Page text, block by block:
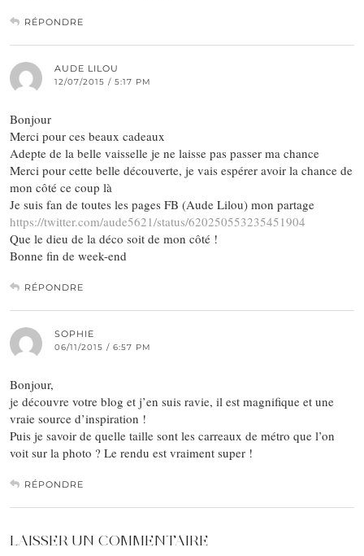
RÉPONDRE
AUDE LILOU
12/07/2015 / 5:17 PM
Bonjour
Merci pour ces beaux cadeaux
Adepte de la belle vaisselle je ne laisse pas passer ma chance
Merci pour cette belle découverte, je vais espérer avoir la chance de
mon côté ce coup là
Je suis fan de toutes les pages FB (Aude Lilou) mon partage
https://twitter.com/aude5621/status/620250553235451904
Que le dieu de la déco soit de mon côté !
Bonne fin de week-end
RÉPONDRE
SOPHIE
06/11/2015 / 6:57 PM
Bonjour,
je découvre votre blog et j’en suis ravie, il est magnifique et une
vraie source d’inspiration !
Puis je savoir de quelle taille sont les carreaux de métro que l’on
voit sur la photo ? Le rendu est vraiment super !
RÉPONDRE
LAISSER UN COMMENTAIRE